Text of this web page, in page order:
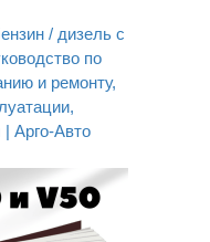
/ дизель с
по
и ремонту,
Арго-Авто